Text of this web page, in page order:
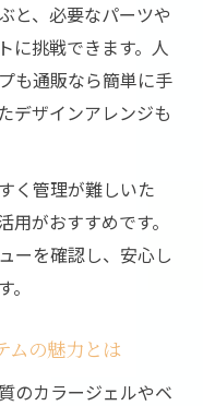
と、必要なパーツや
に挑戦できます。人
も通販なら簡単に手
デザインアレンジも
く管理が難しいた
がおすすめです。
ーを確認し、安心し
ムの魅力とは
のカラージェルやベ